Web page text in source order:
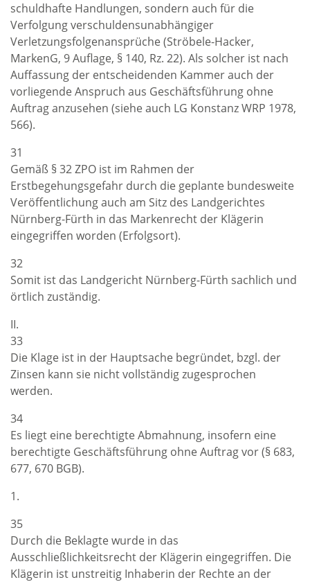
schuldhafte Handlungen, sondern auch für die
Verfolgung verschuldensunabhängiger
Verletzungsfolgenansprüche (Ströbele-Hacker,
MarkenG, 9 Auflage, § 140, Rz. 22). Als solcher ist nach
Auffassung der entscheidenden Kammer auch der
vorliegende Anspruch aus Geschäftsführung ohne
Auftrag anzusehen (siehe auch LG Konstanz WRP 1978,
566).
31
Gemäß § 32 ZPO ist im Rahmen der
Erstbegehungsgefahr durch die geplante bundesweite
Veröffentlichung auch am Sitz des Landgerichtes
Nürnberg-Fürth in das Markenrecht der Klägerin
eingegriffen worden (Erfolgsort).
32
Somit ist das Landgericht Nürnberg-Fürth sachlich und
örtlich zuständig.
II.
33
Die Klage ist in der Hauptsache begründet, bzgl. der
Zinsen kann sie nicht vollständig zugesprochen
werden.
34
Es liegt eine berechtigte Abmahnung, insofern eine
berechtigte Geschäftsführung ohne Auftrag vor (§ 683,
677, 670 BGB).
1.
35
Durch die Beklagte wurde in das
Ausschließlichkeitsrecht der Klägerin eingegriffen. Die
Klägerin ist unstreitig Inhaberin der Rechte an der